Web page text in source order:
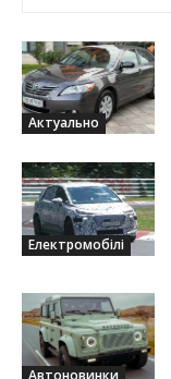
Актуально
Електромобілі